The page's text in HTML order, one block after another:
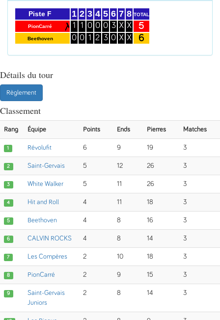
Piste F
PionCarré
Beethoven
1
1
0
2
1
0
3
0
1
4
0
2
5
0
3
6
3
0
7
X
X
8
X
X
TOTAL
5
6
Détails du tour
Règlement
Classement
Rang Équipe Points Ends Pierres Matches
1 Révolufit 6 9 19 3
2 Saint-Gervais 5 12 26 3
3 White Walker 5 11 26 3
4 Hit and Roll 4 11 18 3
5 Beethoven 4 8 16 3
6 CALVIN ROCKS 4 8 14 3
7 Les Compères 2 10 18 3
8 PionCarré 2 9 15 3
9
Saint-Gervais
Juniors
2 8 14 3